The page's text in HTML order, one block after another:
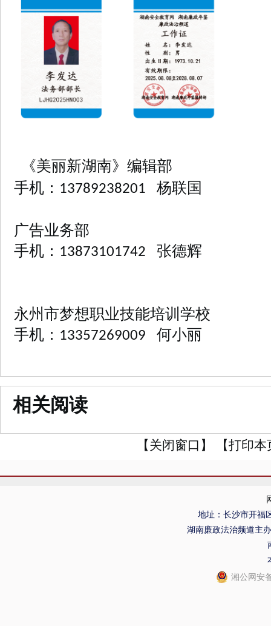
《美丽新湖南》编辑部
手机： 13789238201 杨联国
广告业务部
手机： 13873101742 张德辉
永州市梦想职业技能培训学校
手机： 13357269009 何小丽
相关阅读
【关闭窗口】 【打印
地址：长沙市开福
湖南廉政法治频道主
湘公网安